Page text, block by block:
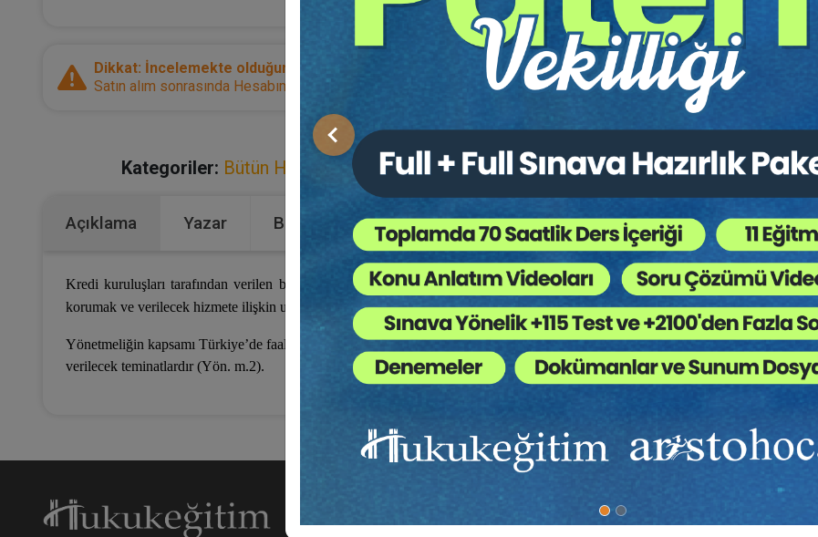
Önceki
Dikkat: İncelemekte olduğunuz ürün bir e-kitaptır.
Satın alım sonrasında Hesabım sayfanız üzerinden direkt olarak ulaşabilir ve cihazlarınızdan okuyabilirsiniz.
Kategoriler: Bütün Hukuk Kitapları,Kongreler / Sempozyumlar, Bankacılık - Finans
Açıklama Yazar Bu Kitap İçin Kaç Ağaç Kesiliyor ?
Kredi kuruluşları tarafından verilen bireysel kredilerle bağlantılı olan zorunlu veya ihtiyari sigorta ürünlerinin sunumunda
korumak ve verilecek hizmete ilişkin usul ve esasları düzenleme amacıyla Bireysel Kredilerle Bağlantılı Sigortalar Uygulama
Yönetmeliğin kapsamı Türkiye’de faaliyet gösteren her türlü kredi kuruluşunun sağladığı bireysel kredilerle bağlantılı yaptırılan
verilecek teminatlardır (Yön. m.2).
Hakkımızda